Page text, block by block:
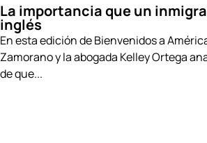
La importancia que un
inglés
En esta edición de Bienvenidos a
Zamorano y la abogada Kelley Ortega
de que...